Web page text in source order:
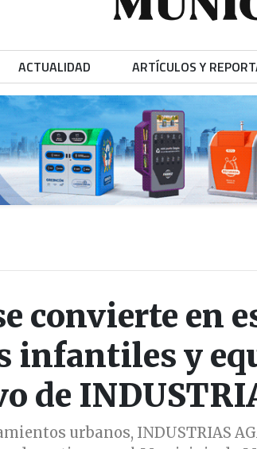
ACTUALIDAD ARTÍCULOS Y
convierte en
infantiles y
de
urbanos, INDUSTRIAS